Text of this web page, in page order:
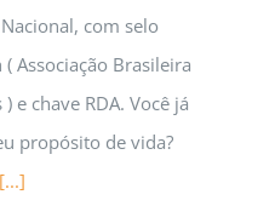
com selo
Associação Brasileira
e chave RDA. Você já
propósito de vida?
[...]